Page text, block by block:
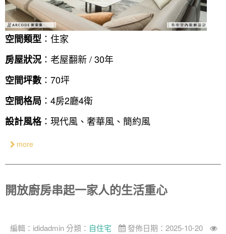
空間類型 ：住家
房屋狀況 ：老屋翻新 / 30年
空間坪數 ：70坪
空間格局 ：4房2廳4衛
設計風格：現代風、奢華風、簡約風
more
開放廚房串起一家人的生活重心
編輯： ididadmin 分類： 自住宅
發佈日期：2025-10-20